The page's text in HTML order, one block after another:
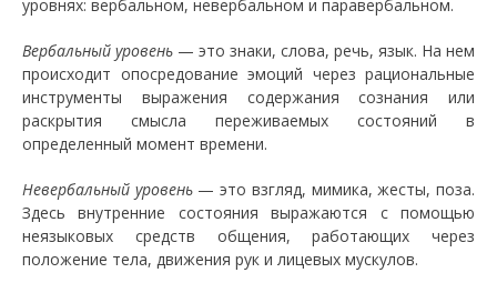
уровнях: вербальном, невербальном и паравербальном.
Вербальный уровень — это знаки, слова, речь, язык. На нем
происходит опосредование эмоций через рациональные
инструменты выражения содержания сознания или
раскрытия смысла переживаемых состояний в
определенный момент времени.
Невербальный уровень — это взгляд, мимика, жесты, поза.
Здесь внутренние состояния выражаются с помощью
неязыковых средств общения, работающих через
положение тела, движения рук и лицевых мускулов.